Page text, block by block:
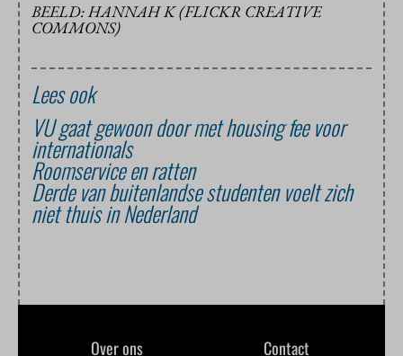
BEELD: HANNAH K (FLICKR CREATIVE
COMMONS)
Lees ook
VU gaat gewoon door met housing fee voor
internationals
Roomservice en ratten
Derde van buitenlandse studenten voelt zich
niet thuis in Nederland
Over ons Contact